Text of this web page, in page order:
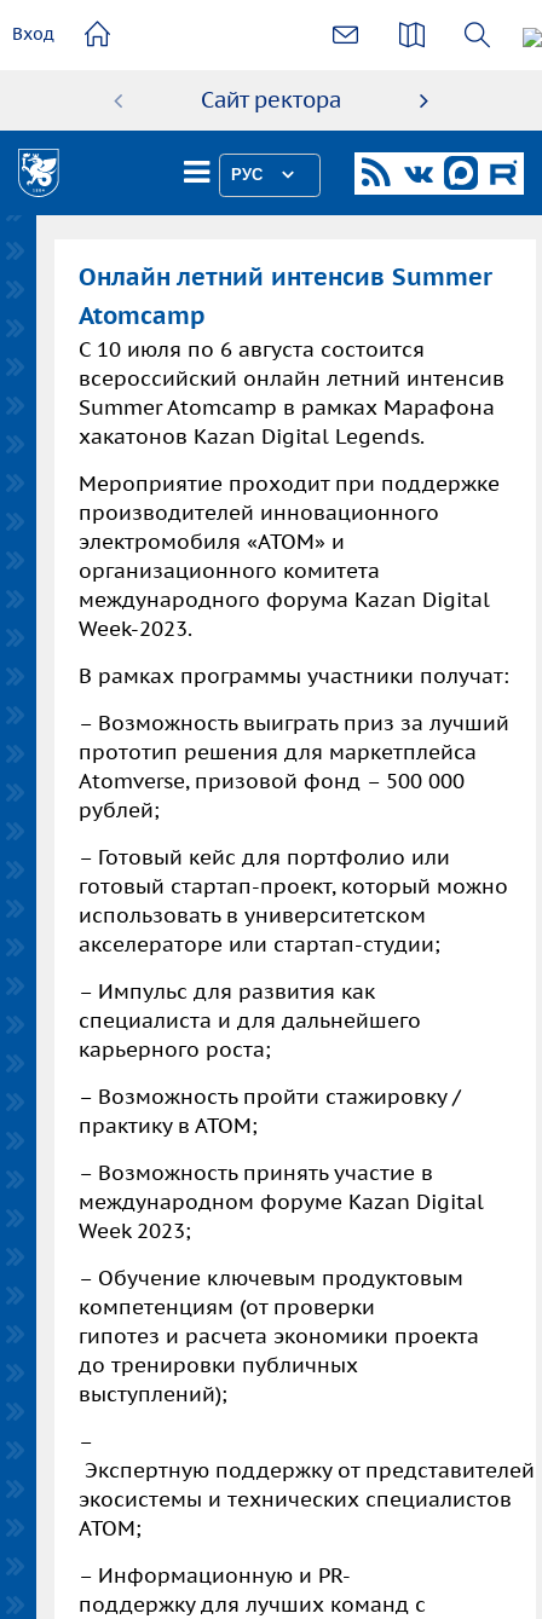
содержанию
Вход
Сайт ректора
РУС
Онлайн летний интенсив Summer
Atomcamp
С 10 июля по 6 августа состоится
всероссийский онлайн летний интенсив
Summer Atomcamp в рамках Марафона
хакатонов Kazan Digital Legends.
Мероприятие проходит при поддержке
производителей инновационного
электромобиля «АТОМ» и
организационного комитета
международного форума Kazan Digital
Week-2023.
В рамках программы участники получат:
– Возможность выиграть приз за лучший
прототип решения для маркетплейса
Atomverse, призовой фонд – 500 000
рублей;
– Готовый кейс для портфолио или
готовый стартап-проект, который можно
использовать в университетском
акселераторе или стартап-студии;
– Импульс для развития как
специалиста и для дальнейшего
карьерного роста;
– Возможность пройти стажировку /
практику в АТОМ;
– Возможность принять участие в
международном форуме Kazan Digital
Week 2023;
– Обучение ключевым продуктовым
компетенциям (от проверки
гипотез и расчета экономики проекта
до тренировки публичных
выступлений);
–
Экспертную поддержку от
экосистемы и технических специалистов
АТОМ;
– Информационную и PR-
поддержку для лучших команд с